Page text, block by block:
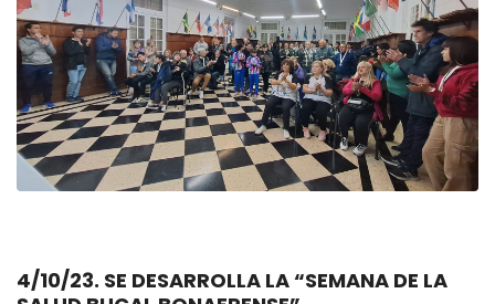
4/10/23. SE DESARROLLA LA “SEMANA DE LA